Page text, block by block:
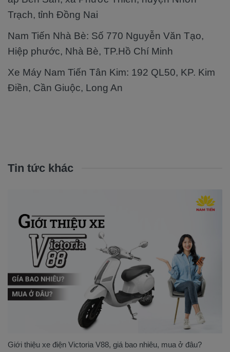
Trạch, tỉnh Đồng Nai
Nam Tiến Nhà Bè: Số 770 Nguyễn Văn Tạo,
Hiệp phước, Nhà Bè, TP.Hồ Chí Minh
Xe Máy Nam Tiến Tân Kim: 192 QL50, KP. Kim
Điền, Cần Giuộc, Long An
Tin tức khác
Giới thiệu xe điện Victoria V88, giá bao nhiêu, mua ở đâu?